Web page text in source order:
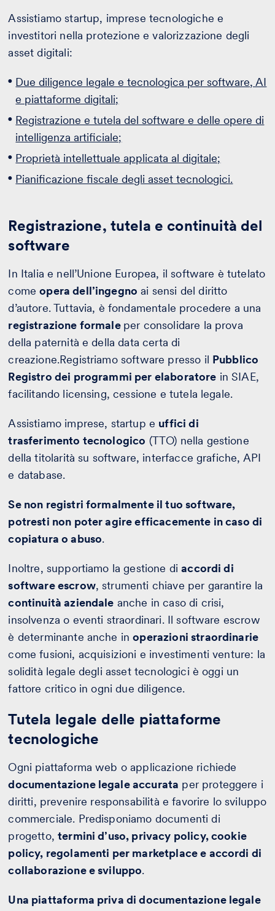
Assistiamo startup, imprese tecnologiche e
investitori nella protezione e valorizzazione degli
asset digitali:
Due diligence legale e tecnologica per software, AI
e piattaforme digitali;
Registrazione e tutela del software e delle opere di
intelligenza artificiale;
Proprietà intellettuale applicata al digitale;
Pianificazione fiscale degli asset tecnologici.
Registrazione, tutela e continuità del
software
In Italia e nell’Unione Europea, il software è tutelato
comeopera dell’ingegno ai sensi del diritto
d’autore. Tuttavia, è fondamentale procedere a una
registrazione formale per consolidare la prova
della paternità e della data certa di
creazione.Registriamo software presso il Pubblico
Registro dei programmi per elaboratore in SIAE,
facilitando licensing, cessione e tutela legale.
Assistiamo imprese, startup e uffici di
trasferimento tecnologico (TTO) nella gestione
della titolarità su software, interfacce grafiche, API
e database.
Se non registri formalmente il tuo software,
potresti non poter agire efficacemente in caso di
copiatura o abuso.
Inoltre, supportiamo la gestione diaccordi di
software escrow, strumenti chiave per garantire la
continuità aziendale anche in caso di crisi,
insolvenza o eventi straordinari. Il software escrow
è determinante anche inoperazioni straordinarie
come fusioni, acquisizioni e investimenti venture: la
solidità legale degli asset tecnologici è oggi un
fattore critico in ogni due diligence.
Tutela legale delle piattaforme
tecnologiche
Ogni piattaforma web o applicazione richiede
documentazione legale accurata per proteggere i
diritti, prevenire responsabilità e favorire lo sviluppo
commerciale. Predisponiamo documenti di
progetto,termini d’uso, privacy policy, cookie
policy, regolamenti per marketplace e accordi di
collaborazione e sviluppo.
Una piattaforma priva di documentazione legale